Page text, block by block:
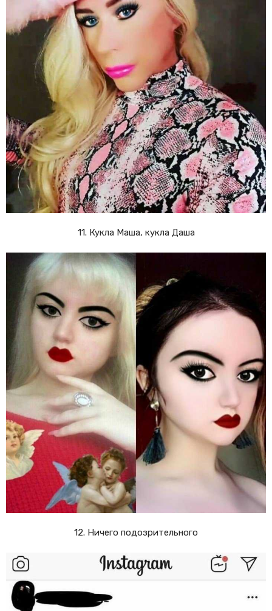
11. Кукла Маша, кукла Даша
12. Ничего подозрительного